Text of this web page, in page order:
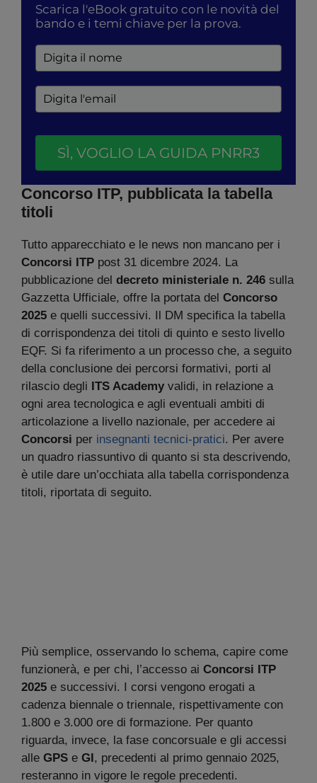
Scarica l'eBook gratuito con le novità del
bando e i temi chiave per la prova.
SÌ, VOGLIO LA GUIDA PNRR3
Concorso ITP, pubblicata la tabella
titoli
Tutto apparecchiato e le news non mancano per i
Concorsi ITP post 31 dicembre 2024. La
pubblicazione del decreto ministeriale n. 246 sulla
Gazzetta Ufficiale, offre la portata del Concorso
2025 e quelli successivi. Il DM specifica la tabella
di corrispondenza dei titoli di quinto e sesto livello
EQF. Si fa riferimento a un processo che, a seguito
della conclusione dei percorsi formativi, porti al
rilascio degli ITS Academy validi, in relazione a
ogni area tecnologica e agli eventuali ambiti di
articolazione a livello nazionale, per accedere ai
Concorsi per insegnanti tecnici-pratici. Per avere
un quadro riassuntivo di quanto si sta descrivendo,
è utile dare un’occhiata alla tabella corrispondenza
titoli, riportata di seguito.
Più semplice, osservando lo schema, capire come
funzionerà, e per chi, l’accesso ai Concorsi ITP
2025 e successivi. I corsi vengono erogati a
cadenza biennale o triennale, rispettivamente con
1.800 e 3.000 ore di formazione. Per quanto
riguarda, invece, la fase concorsuale e gli accessi
alle GPS e GI, precedenti al primo gennaio 2025,
resteranno in vigore le regole precedenti.